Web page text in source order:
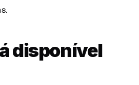
disponível